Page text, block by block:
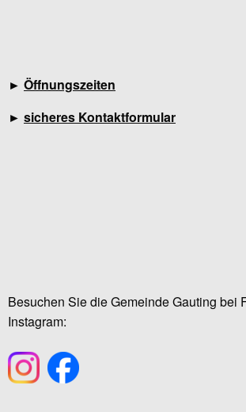
► Öffnungszeiten
► sicheres Kontaktformular
Besuchen Sie die Gemeinde Gauting bei
Instagram: